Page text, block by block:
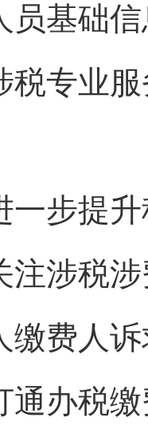
员基础
税专业
步提升
税涉
缴费人
通办税